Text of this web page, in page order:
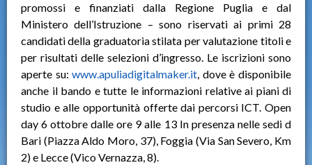
promossi e finanziati dalla Regione Puglia e dal
Ministero dell’Istruzione – sono riservati ai primi 28
candidati della graduatoria stilata per valutazione titoli e
per risultati delle selezioni d’ingresso. Le iscrizioni sono
aperte su:www.apuliadigitalmaker.it, dove è disponibile
anche il bando e tutte le informazioni relative ai piani di
studio e alle opportunità offerte dai percorsi ICT. Open
day 6 ottobre dalle ore 9 alle 13 In presenza nelle sedi d
Bari (Piazza Aldo Moro, 37), Foggia (Via San Severo, Km
2) e Lecce (Vico Vernazza, 8).